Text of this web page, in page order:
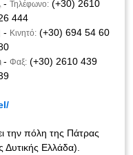
-Τηλέφωνο: (+30) 2610
444
- Κινητό: (+30) 694 54 60
-Φαξ: (+30) 2610 439
την πόλη της Πάτρας
Δυτικής Ελλάδα).